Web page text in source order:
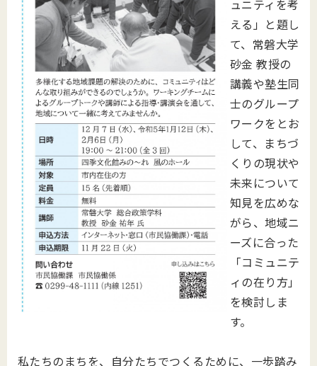
ュニティを考
える」と題し
て、常磐大学
砂金 教授の
講義や塾生同
士のグループ
ワークをとお
して、まちづ
くりの現状や
未来について
知見を広めな
がら、地域ニ
ーズに合った
「コミュニテ
ィの在り方」
を検討しま
す。
私たちのまちを、自分たちでつくるために、一歩踏み